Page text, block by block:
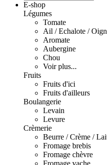
E-shop
Légumes
Tomate
Ail / Echalote /
Aromate
Aubergine
Chou
Voir plus...
Fruits
Fruits d'ici
Fruits d'ailleurs
Boulangerie
Levain
Levure
Crèmerie
Beurre / Crème /
Fromage brebis
Fromage chèvre
Fromage vache